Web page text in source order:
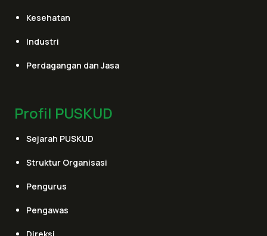
Kesehatan
Industri
Perdagangan dan Jasa
Profil PUSKUD
Sejarah PUSKUD
Struktur Organisasi
Pengurus
Pengawas